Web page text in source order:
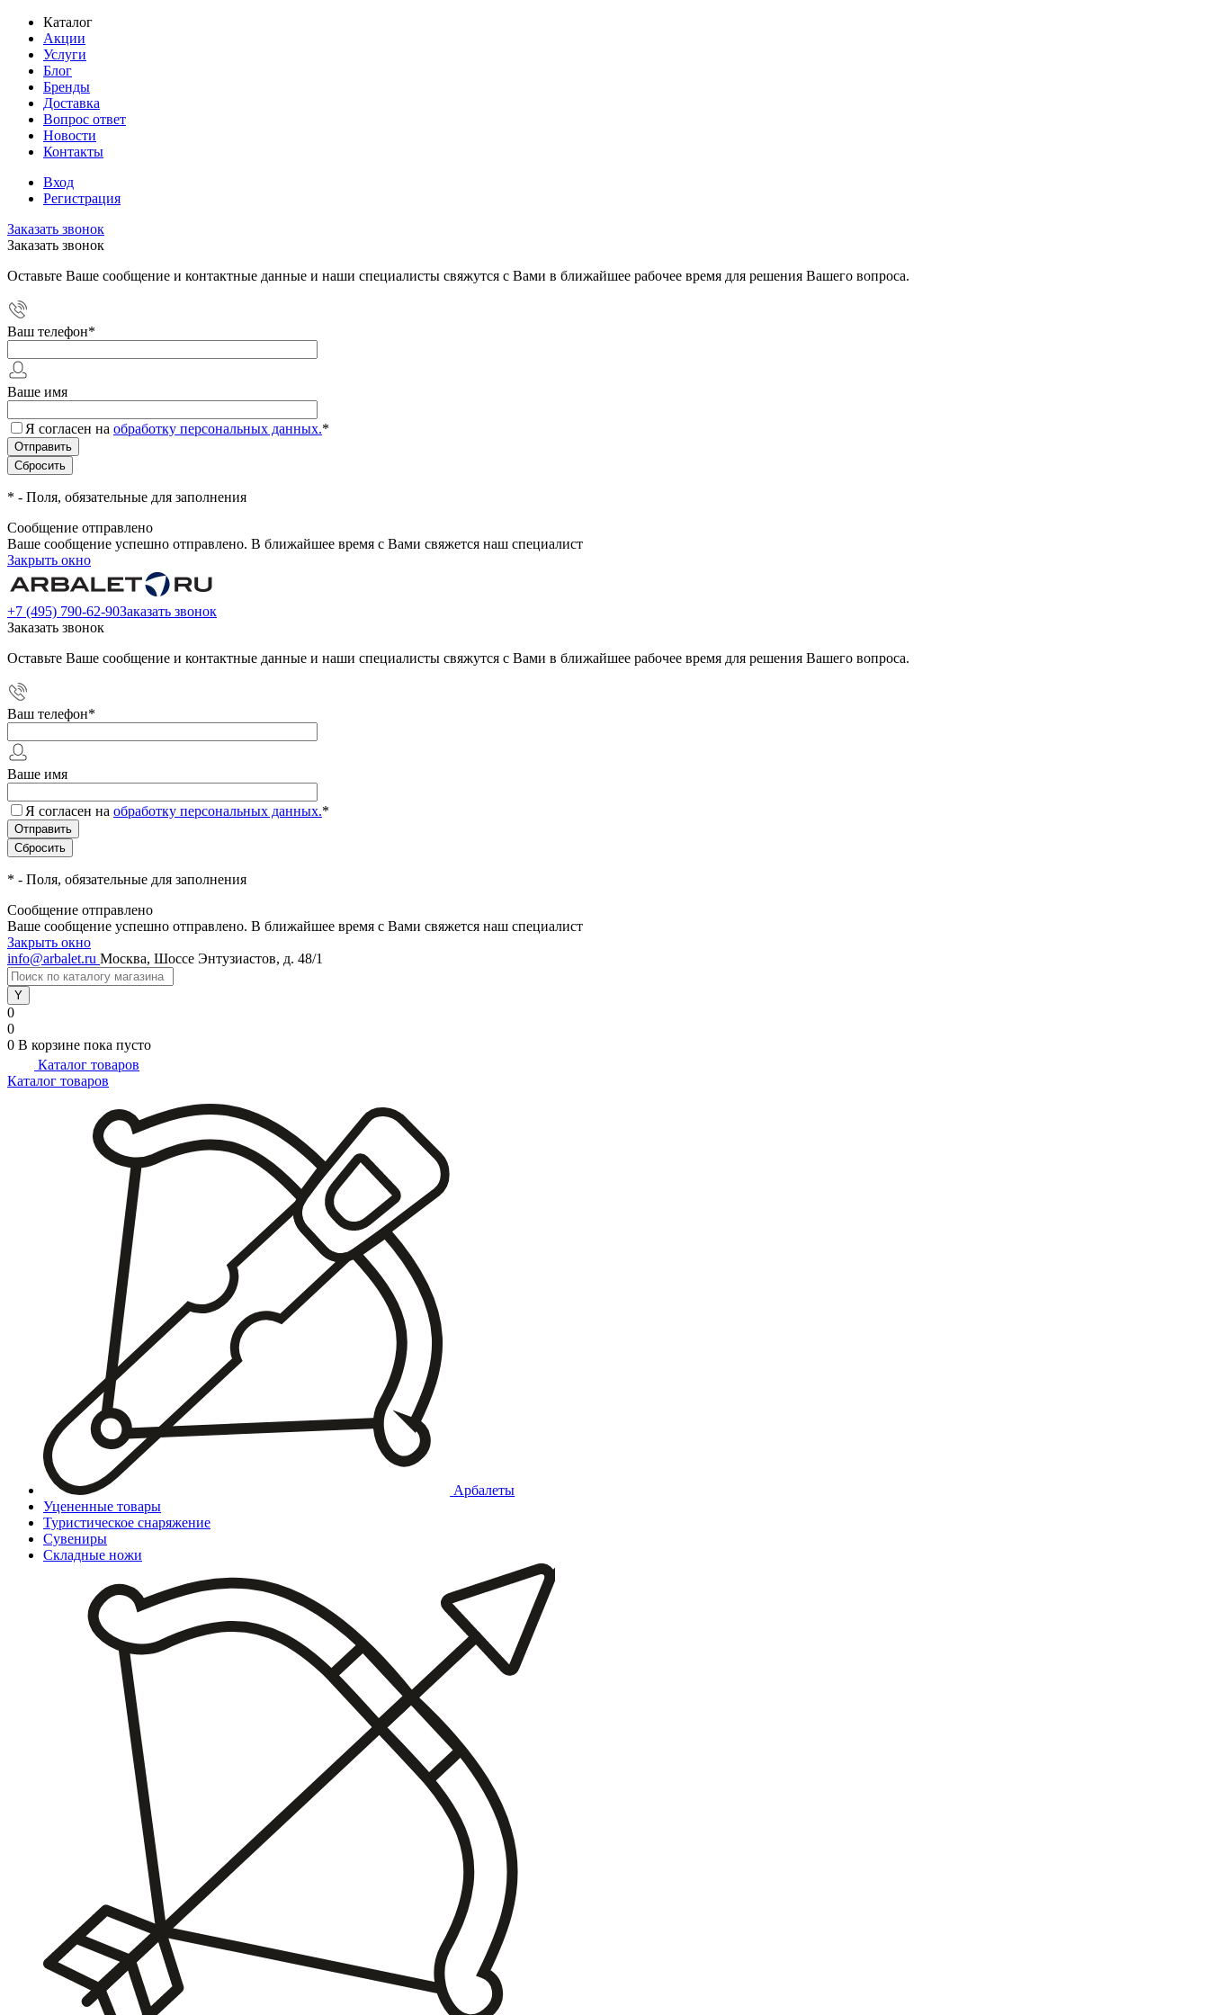
Каталог
Акции
Услуги
Блог
Бренды
Доставка
Вопрос ответ
Новости
Контакты
Вход
Регистрация
Заказать звонок
Заказать звонок
Оставьте Ваше сообщение и контактные данные и наши специалисты свяжутся с Вами в ближайшее рабочее время для решения Вашего вопроса.
Ваш телефон*
Ваше имя
Я согласен на обработку персональных данных.*
* - Поля, обязательные для заполнения
Сообщение отправлено
Ваше сообщение успешно отправлено. В ближайшее время с Вами свяжется наш специалист
Закрыть окно
+7 (495) 790-62-90Заказать звонок
Заказать звонок
Оставьте Ваше сообщение и контактные данные и наши специалисты свяжутся с Вами в ближайшее рабочее время для решения Вашего вопроса.
Ваш телефон*
Ваше имя
Я согласен на обработку персональных данных.*
* - Поля, обязательные для заполнения
Сообщение отправлено
Ваше сообщение успешно отправлено. В ближайшее время с Вами свяжется наш специалист
Закрыть окно
info@arbalet.ru Москва, Шоссе Энтузиастов, д. 48/1
0
0
0 В корзине пока пусто
Каталог товаров
Каталог товаров
Арбалеты
Уцененные товары
Туристическое снаряжение
Сувениры
Складные ножи